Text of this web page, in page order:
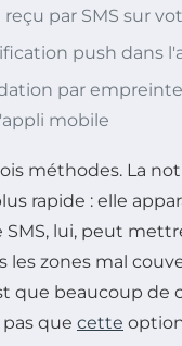
reçu par SMS sur
push dans
par
mobile
méthodes. La
rapide : elle
SMS, lui, peut
les zones mal
que beaucoup de
que cette